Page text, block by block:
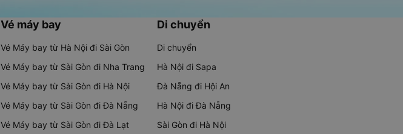
Vé máy bay
Vé Máy bay từ Hà Nội đi Sài Gòn
Vé Máy bay từ Sài Gòn đi Nha Trang
Vé Máy bay từ Sài Gòn đi Hà Nội
Vé Máy bay từ Sài Gòn đi Đà Nẵng
Vé Máy bay từ Sài Gòn đi Đà Lạt
Di chuyển
Di chuyển
Hà Nội đi Sapa
Đà Nẵng đi Hội An
Hà Nội đi Đà Nẵng
Sài Gòn đi Hà Nội